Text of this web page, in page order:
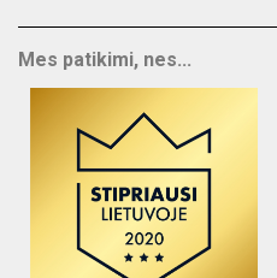
Mes patikimi, nes...